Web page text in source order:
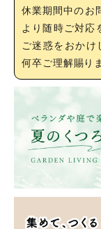
休業期間中のお
より随時ご対応
ご迷惑をおかけ
何卒ご理解賜り